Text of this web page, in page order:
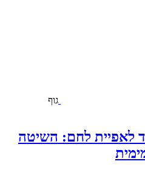
גוף
לאפיית לחם: השיטה